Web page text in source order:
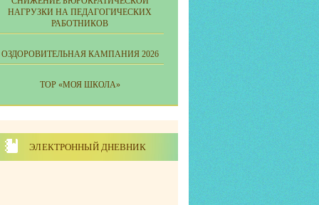
НАГРУЗКИ НА ПЕДАГОГИЧЕСКИХ
РАБОТНИКОВ
ОЗДОРОВИТЕЛЬНАЯ КАМПАНИЯ 2026
ТОР «МОЯ ШКОЛА»
ЭЛЕКТРОННЫЙ ДНЕВНИК